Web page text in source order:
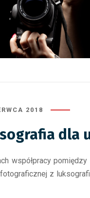
2018
dla
współpracy
z